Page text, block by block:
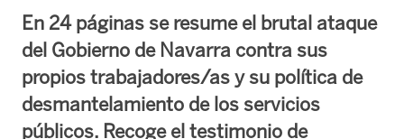
En 24 páginas se resume el brutal ataque
del Gobierno de Navarra contra sus
propios trabajadores/as y su política de
desmantelamiento de los servicios
públicos. Recoge el testimonio de